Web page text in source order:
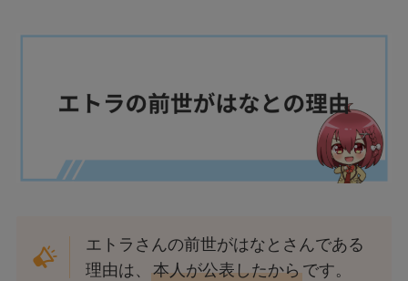
エトラさんの前世がはなとさんである
理由は、本人が公表したからです。